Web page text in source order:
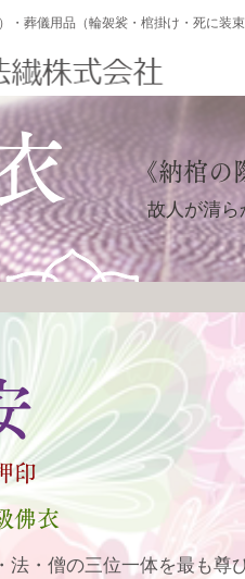
・葬儀用品（輪袈裟・棺掛け・死に装
《納棺の
故人が清ら
印
佛衣
法・僧の三位一体を最も尊